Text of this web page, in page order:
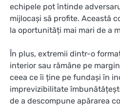
echipele pot întinde
mijlocași să profite. Această
la oportunități mai mari de a
În plus, extremii dintr-o
interior sau rămâne pe
ceea ce îi ține pe fundași în
imprevizibilitate
de a descompune apărarea